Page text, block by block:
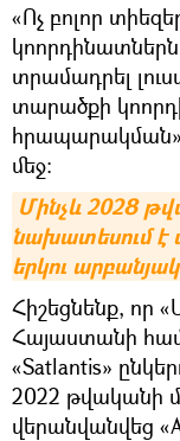
«Ոչ բոլոր
կոորդինատներն
տրամադրել
տարածքի
մեջ։
Մինչև 2028
նախատեսում է
երկու արբանյակ
Հիշեցնենք, որ
Հայաստանի
«Satlantis»
2022 թվականի
վերանվանվեց